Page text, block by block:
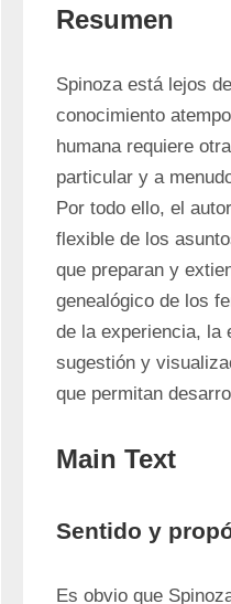
Resumen
Spinoza está lejos
conocimiento
humana requiere
particular y a
Por todo ello, el
flexible de los
que preparan y
genealógico de los
de la experiencia, la
sugestión y
que permitan
Main Text
Sentido y
Es obvio que